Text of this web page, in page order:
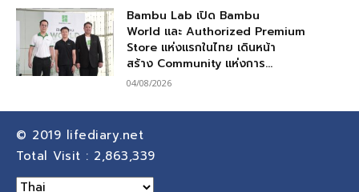
Bambu Lab เปิด Bambu
World และ Authorized Premium
Store แห่งแรกในไทย เดินหน้า
สร้าง Community แห่งการ...
04/08/2026
© 2019 lifediary.net
Total Visit : 2,863,339